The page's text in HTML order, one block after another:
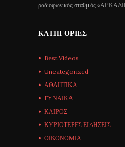
ραδιοφωνικός σταθμός
ΚΑΤΗΓΟΡΊΕΣ
Best Videos
Uncategorized
ΑΘΛΗΤΙΚΑ
ΓΥΝΑΙΚΑ
ΚΑΙΡΟΣ
ΚΥΡΙΟΤΕΡΕΣ ΕΙΔΗΣΕΙΣ
ΟΙΚΟΝΟΜΙΑ